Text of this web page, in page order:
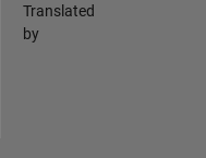
Translated
by